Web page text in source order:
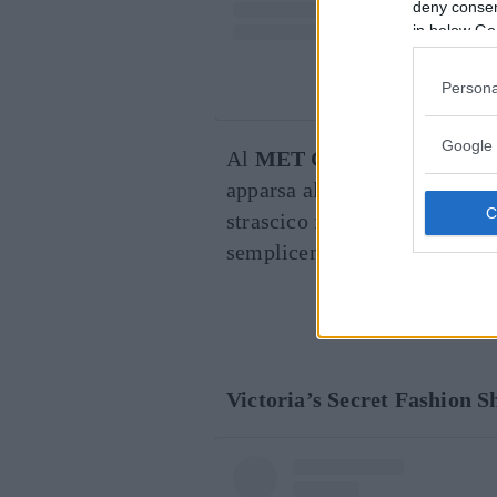
deny
in below
Google
Un post
Al MET Gala del 2014 la
apparsa al massimo della
strascico firmato da
Oscar
semplicemente stupenda.
Victoria’s Secret Fashion